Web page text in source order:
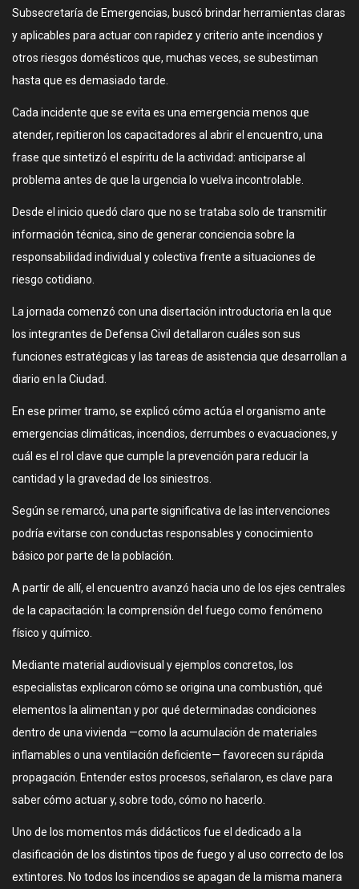
Subsecretaría de Emergencias, buscó brindar herramientas claras
y aplicables para actuar con rapidez y criterio ante incendios y
otros riesgos domésticos que, muchas veces, se subestiman
hasta que es demasiado tarde.
Cada incidente que se evita es una emergencia menos que
atender, repitieron los capacitadores al abrir el encuentro, una
frase que sintetizó el espíritu de la actividad: anticiparse al
problema antes de que la urgencia lo vuelva incontrolable.
Desde el inicio quedó claro que no se trataba solo de transmitir
información técnica, sino de generar conciencia sobre la
responsabilidad individual y colectiva frente a situaciones de
riesgo cotidiano.
La jornada comenzó con una disertación introductoria en la que
los integrantes de Defensa Civil detallaron cuáles son sus
funciones estratégicas y las tareas de asistencia que desarrollan a
diario en la Ciudad.
En ese primer tramo, se explicó cómo actúa el organismo ante
emergencias climáticas, incendios, derrumbes o evacuaciones, y
cuál es el rol clave que cumple la prevención para reducir la
cantidad y la gravedad de los siniestros.
Según se remarcó, una parte significativa de las intervenciones
podría evitarse con conductas responsables y conocimiento
básico por parte de la población.
A partir de allí, el encuentro avanzó hacia uno de los ejes centrales
de la capacitación: la comprensión del fuego como fenómeno
físico y químico.
Mediante material audiovisual y ejemplos concretos, los
especialistas explicaron cómo se origina una combustión, qué
elementos la alimentan y por qué determinadas condiciones
dentro de una vivienda —como la acumulación de materiales
inflamables o una ventilación deficiente— favorecen su rápida
propagación. Entender estos procesos, señalaron, es clave para
saber cómo actuar y, sobre todo, cómo no hacerlo.
Uno de los momentos más didácticos fue el dedicado a la
clasificación de los distintos tipos de fuego y al uso correcto de los
extintores. No todos los incendios se apagan de la misma manera